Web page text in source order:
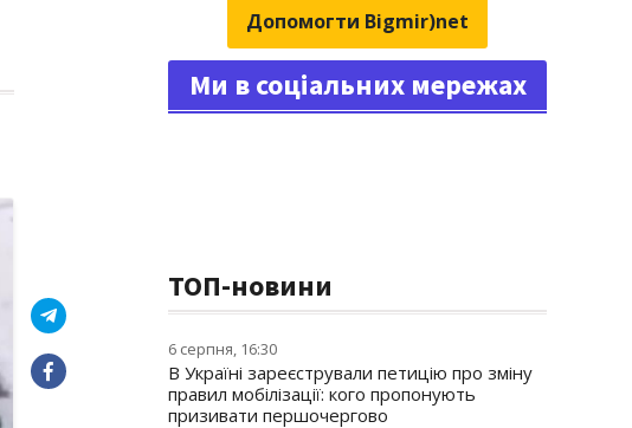
Допомогти Bigmir)net
Ми в соціальних мережах
ТОП-новини
6 серпня, 16:30
В Україні зареєстрували петицію про зміну
правил мобілізації: кого пропонують
призивати першочергово